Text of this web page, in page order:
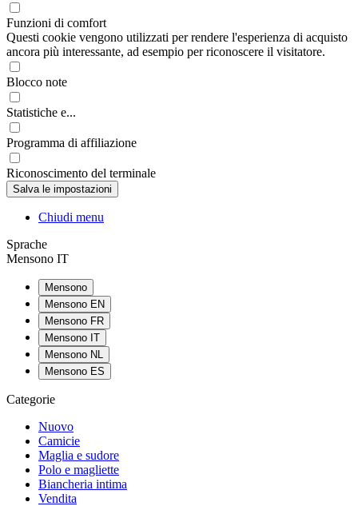
Funzioni di comfort
Questi cookie vengono utilizzati per rendere l'esperienza di acquisto
ancora più interessante, ad esempio per riconoscere il visitatore.
Blocco note
Statistiche e...
Programma di affiliazione
Riconoscimento del terminale
Chiudi menu
Sprache
Mensono IT
Mensono
Mensono EN
Mensono FR
Mensono IT
Mensono NL
Mensono ES
Categorie
Nuovo
Camicie
Maglia e sudore
Polo e magliette
Biancheria intima
Vendita